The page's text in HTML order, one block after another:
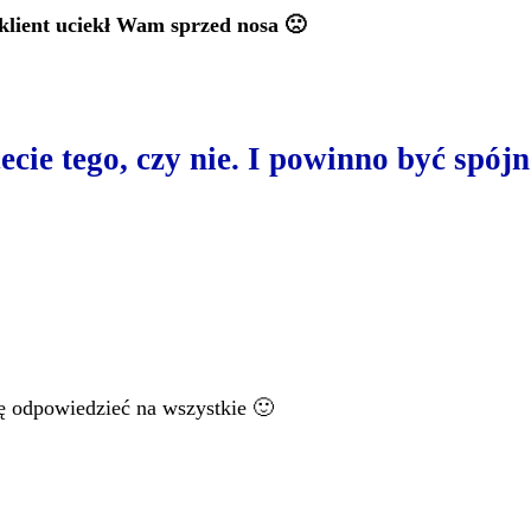
uciekł Wam sprzed nosa 🙁
tego, czy nie. I powinno być
odpowiedzieć na wszystkie 🙂